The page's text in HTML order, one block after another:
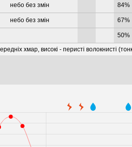
небо без змін 84%
небо без змін 67%
50%
хмар, високі - перисті волокнисті